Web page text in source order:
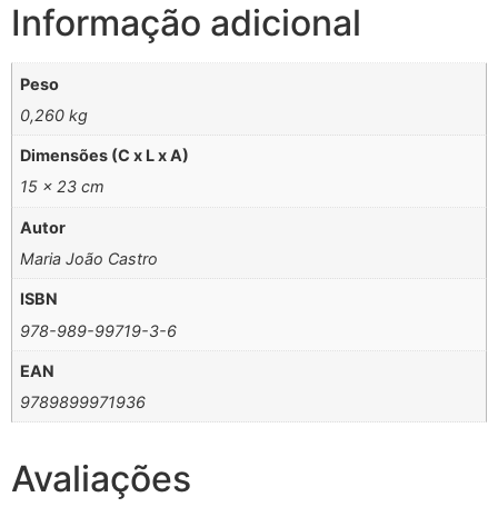
Informação adicional
Peso
0,260 kg
Dimensões (C x L x A)
15 × 23 cm
Autor
Maria João Castro
ISBN
978-989-99719-3-6
EAN
9789899971936
Avaliações